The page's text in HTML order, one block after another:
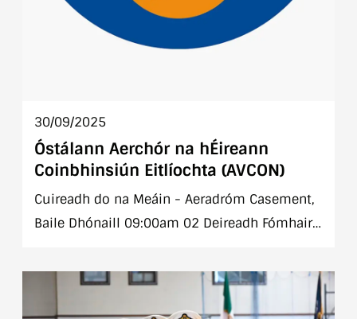
30/09/2025
Óstálann Aerchór na hÉireann
Coinbhinsiún Eitlíochta (AVCON)
Cuireadh do na Meáin - Aeradróm Casement,
Baile Dhónaill 09:00am 02 Deireadh Fómhair